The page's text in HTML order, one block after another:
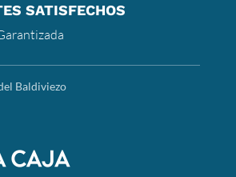
SATISFECHOS
Baldiviezo